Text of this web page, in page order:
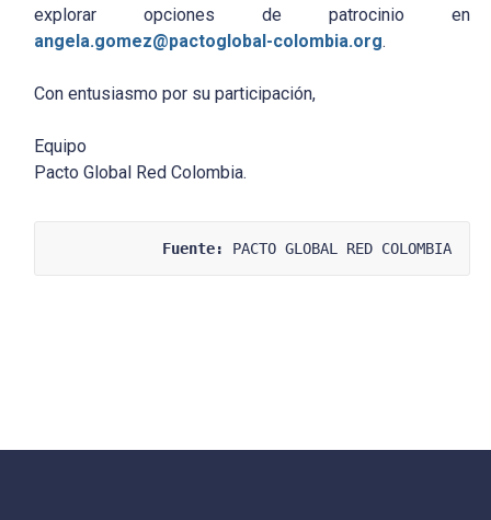
explorar opciones de patrocinio en
angela.gomez@pactoglobal-colombia.org.
Con entusiasmo por su participación,
Equipo
Pacto Global Red Colombia.
Fuente: PACTO GLOBAL RED COLOMBIA